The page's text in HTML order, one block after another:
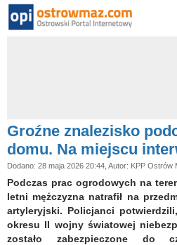
Groźne znalezisko
domu. Na miejscu
Dodano: 28 maja 2026 20:44, Autor: KPP
Podczas prac ogrodowych na
letni mężczyzna natrafił na
artyleryjski. Policjanci
okresu II wojny światowej
zostało zabezpieczone do